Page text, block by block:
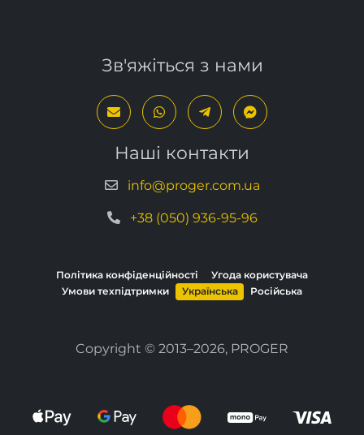
Зв'яжіться з нами
Наші контакти
info@proger.com.ua
+38 (050) 936-95-96
Політика конфіденційності
Угода користувача
Умови техпідтримки
Українська Російська
Copyright © 2013–2026, PROGER